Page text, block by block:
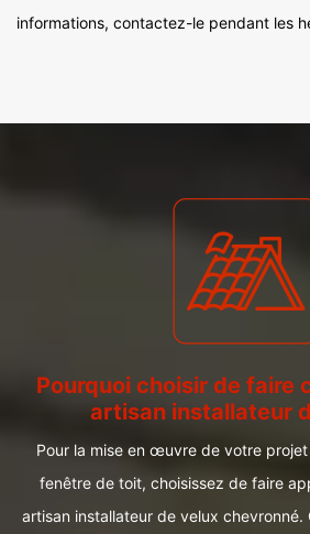
informations, contactez-le pendant les
Pourquoi choisir de faire
artisan installateur
Pour la mise en œuvre de votre
fenêtre de toit, choisissez de faire
artisan installateur de velux chevronné.